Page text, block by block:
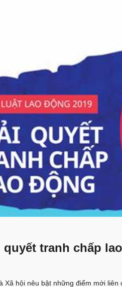
tranh chấp
hội nêu bật những điểm mới liên